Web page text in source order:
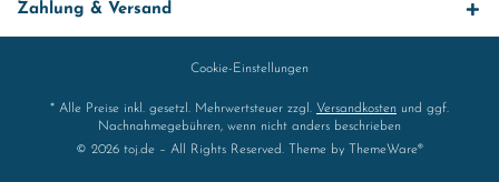
Zahlung & Versand
Cookie-Einstellungen
* Alle Preise inkl. gesetzl. Mehrwertsteuer zzgl. Versandkosten und ggf.
Nachnahmegebühren, wenn nicht anders beschrieben
© 2026 toj.de – All Rights Reserved. Theme by
ThemeWare®